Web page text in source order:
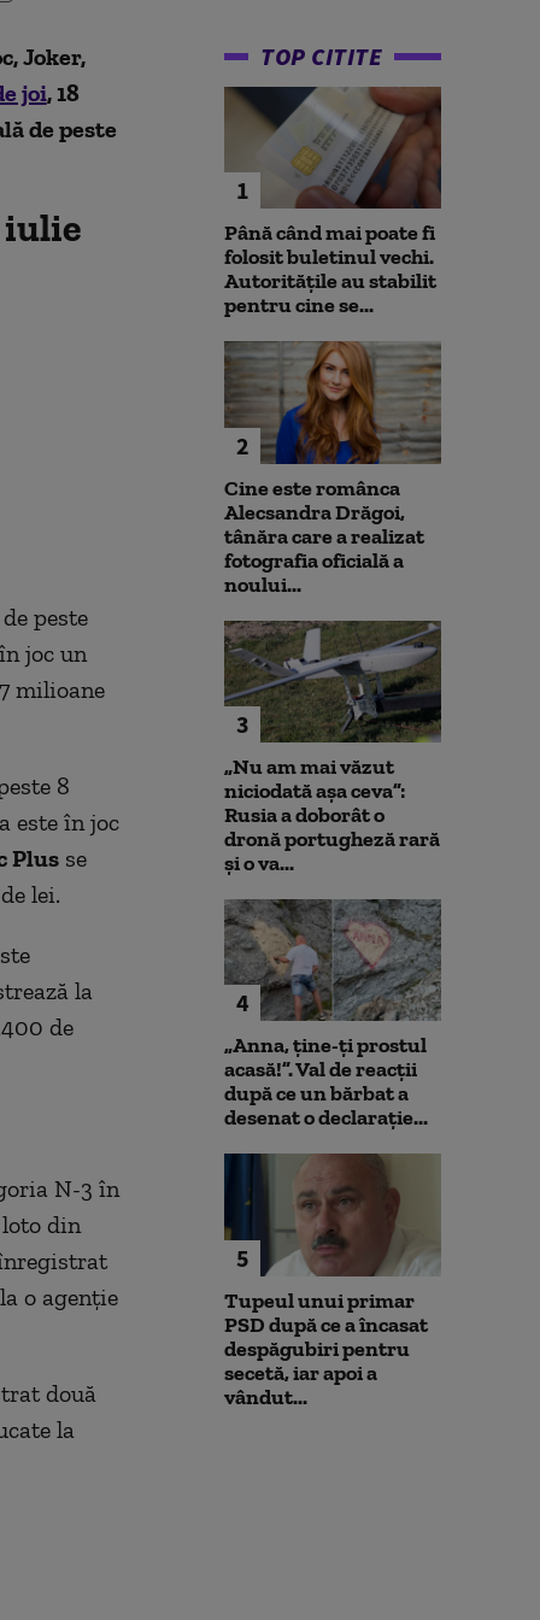
Joker,
joi, 18
de peste
iulie
peste
joc un
milioane
8
este în joc
Plusse
lei.
la
de
N-3 în
loto din
o agenție
două
la
TOP CITITE
1
Până când mai poate fi
folosit buletinul vechi.
Autoritățile au stabilit
pentru cine se...
2
Cine este românca
Alecsandra Drăgoi,
tânăra care a realizat
fotografia oficială a
noului...
3
„Nu am mai văzut
niciodată așa ceva”:
Rusia a doborât o
dronă portugheză rară
și o va...
4
„Anna, ţine-ţi prostul
acasă!”. Val de reacții
după ce un bărbat a
desenat o declarație...
5
Tupeul unui primar
PSD după ce a încasat
despăgubiri pentru
secetă, iar apoi a
vândut...